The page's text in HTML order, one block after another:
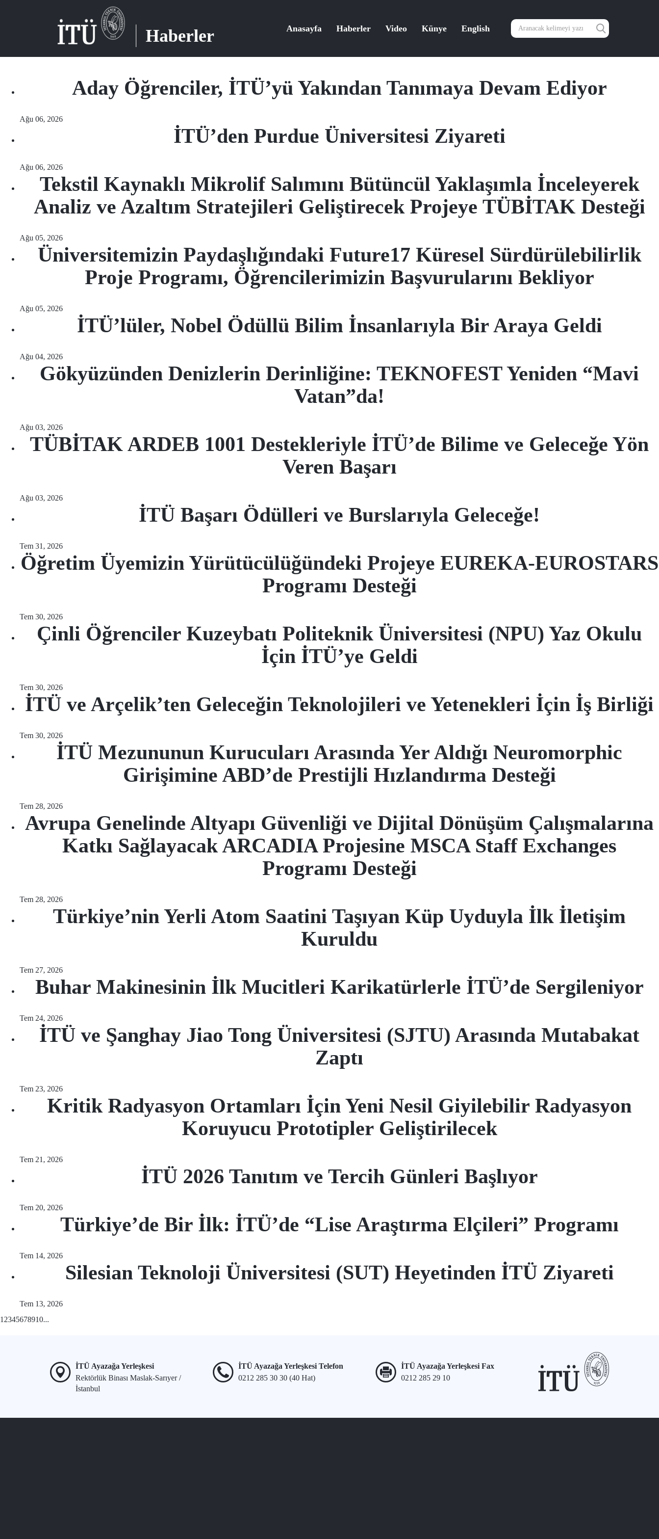
Haberler Anasayfa Haberler Video Künye English
Aday Öğrenciler, İTÜ’yü Yakından Tanımaya Devam Ediyor
Ağu 06, 2026
İTÜ’den Purdue Üniversitesi Ziyareti
Ağu 06, 2026
Tekstil Kaynaklı Mikrolif Salımını Bütüncül Yaklaşımla İnceleyerek
Analiz ve Azaltım Stratejileri Geliştirecek Projeye TÜBİTAK Desteği
Ağu 05, 2026
Üniversitemizin Paydaşlığındaki Future17 Küresel Sürdürülebilirlik
Proje Programı, Öğrencilerimizin Başvurularını Bekliyor
Ağu 05, 2026
İTÜ’lüler, Nobel Ödüllü Bilim İnsanlarıyla Bir Araya Geldi
Ağu 04, 2026
Gökyüzünden Denizlerin Derinliğine: TEKNOFEST Yeniden “Mavi
Vatan”da!
Ağu 03, 2026
TÜBİTAK ARDEB 1001 Destekleriyle İTÜ’de Bilime ve Geleceğe Yön
Veren Başarı
Ağu 03, 2026
İTÜ Başarı Ödülleri ve Burslarıyla Geleceğe!
Tem 31, 2026
Öğretim Üyemizin Yürütücülüğündeki Projeye EUREKA-EUROSTARS
Programı Desteği
Tem 30, 2026
Çinli Öğrenciler Kuzeybatı Politeknik Üniversitesi (NPU) Yaz Okulu
İçin İTÜ’ye Geldi
Tem 30, 2026
İTÜ ve Arçelik’ten Geleceğin Teknolojileri ve Yetenekleri İçin İş Birliği
Tem 30, 2026
İTÜ Mezununun Kurucuları Arasında Yer Aldığı Neuromorphic
Girişimine ABD’de Prestijli Hızlandırma Desteği
Tem 28, 2026
Avrupa Genelinde Altyapı Güvenliği ve Dijital Dönüşüm Çalışmalarına
Katkı Sağlayacak ARCADIA Projesine MSCA Staff Exchanges
Programı Desteği
Tem 28, 2026
Türkiye’nin Yerli Atom Saatini Taşıyan Küp Uyduyla İlk İletişim
Kuruldu
Tem 27, 2026
Buhar Makinesinin İlk Mucitleri Karikatürlerle İTÜ’de Sergileniyor
Tem 24, 2026
İTÜ ve Şanghay Jiao Tong Üniversitesi (SJTU) Arasında Mutabakat
Zaptı
Tem 23, 2026
Kritik Radyasyon Ortamları İçin Yeni Nesil Giyilebilir Radyasyon
Koruyucu Prototipler Geliştirilecek
Tem 21, 2026
İTÜ 2026 Tanıtım ve Tercih Günleri Başlıyor
Tem 20, 2026
Türkiye’de Bir İlk: İTÜ’de “Lise Araştırma Elçileri” Programı
Tem 14, 2026
Silesian Teknoloji Üniversitesi (SUT) Heyetinden İTÜ Ziyareti
Tem 13, 2026
1 2345678910...
İTÜ Ayazağa Yerleşkesi
Rektörlük Binası Maslak-Sarıyer /
İstanbul
İTÜ Ayazağa Yerleşkesi Telefon
0212 285 30 30 (40 Hat)
İTÜ Ayazağa Yerleşkesi Fax
0212 285 29 10